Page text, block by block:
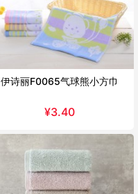
伊诗丽F0065气球熊小方巾
¥3.40